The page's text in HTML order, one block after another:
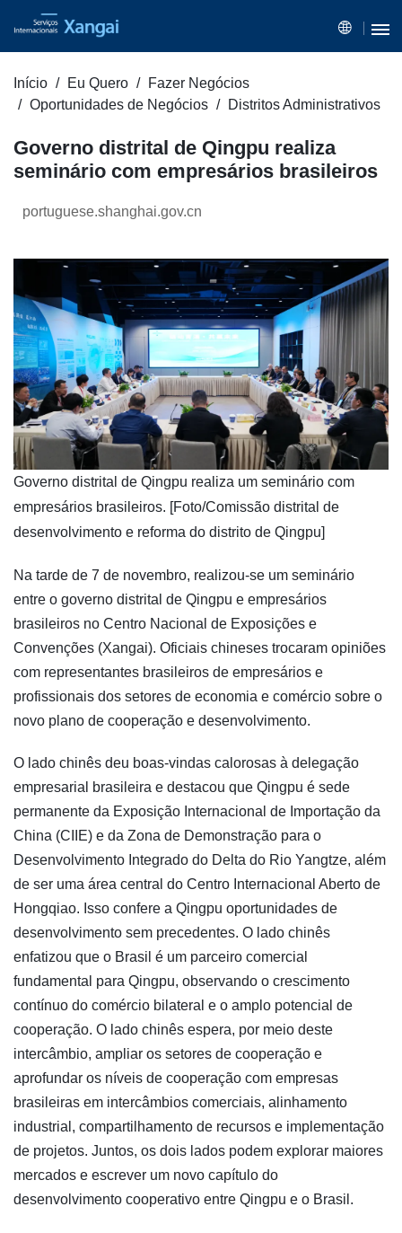
Início Eu Quero
Fazer Negócios
Oportunidades de Negócios
Distritos Administrativos
Governo distrital de Qingpu realiza
seminário com empresários brasileiros
portuguese.shanghai.gov.cn
Governo distrital de Qingpu realiza um seminário com
empresários brasileiros. [Foto/Comissão distrital de
desenvolvimento e reforma do distrito de Qingpu]
Na tarde de 7 de novembro, realizou-se um seminário
entre o governo distrital de Qingpu e empresários
brasileiros no Centro Nacional de Exposições e
Convenções (Xangai). Oficiais chineses trocaram opiniões
com representantes brasileiros de empresários e
profissionais dos setores de economia e comércio sobre o
novo plano de cooperação e desenvolvimento.
O lado chinês deu boas-vindas calorosas à delegação
empresarial brasileira e destacou que Qingpu é sede
permanente da Exposição Internacional de Importação da
China (CIIE) e da Zona de Demonstração para o
Desenvolvimento Integrado do Delta do Rio Yangtze, além
de ser uma área central do Centro Internacional Aberto de
Hongqiao. Isso confere a Qingpu oportunidades de
desenvolvimento sem precedentes. O lado chinês
enfatizou que o Brasil é um parceiro comercial
fundamental para Qingpu, observando o crescimento
contínuo do comércio bilateral e o amplo potencial de
cooperação. O lado chinês espera, por meio deste
intercâmbio, ampliar os setores de cooperação e
aprofundar os níveis de cooperação com empresas
brasileiras em intercâmbios comerciais, alinhamento
industrial, compartilhamento de recursos e implementação
de projetos. Juntos, os dois lados podem explorar maiores
mercados e escrever um novo capítulo do
desenvolvimento cooperativo entre Qingpu e o Brasil.